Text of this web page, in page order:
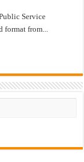
सुरु ! Nagpur
Service
format from...